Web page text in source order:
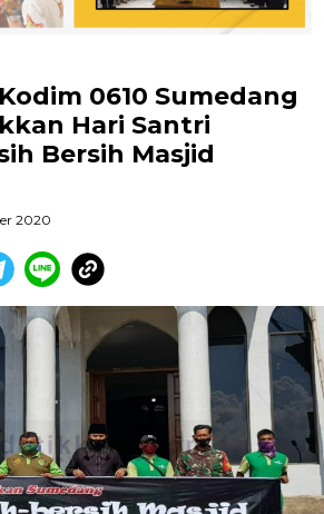
0610 Sumedang
Hari Santri
Bersih Masjid
2020